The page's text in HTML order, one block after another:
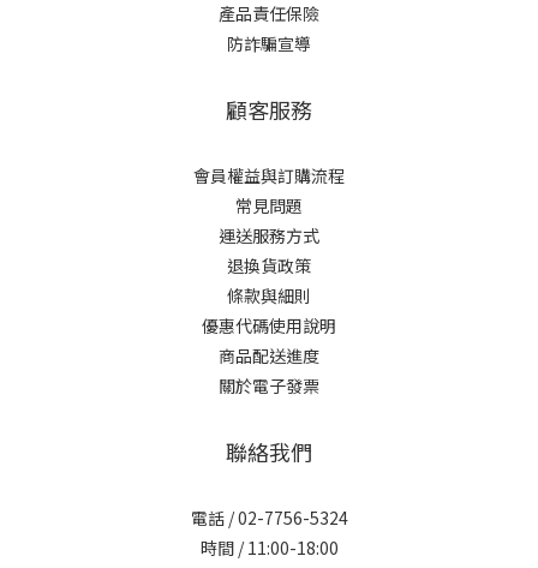
產品責任保險
防詐騙宣導
顧客服務
會員權益與訂購流程
常見問題
運送服務方式
退換貨政策
條款與細則
優惠代碼使用說明
商品配送進度
關於電子發票
聯絡我們
電話 / 02-7756-5324
時間 / 11:00-18:00